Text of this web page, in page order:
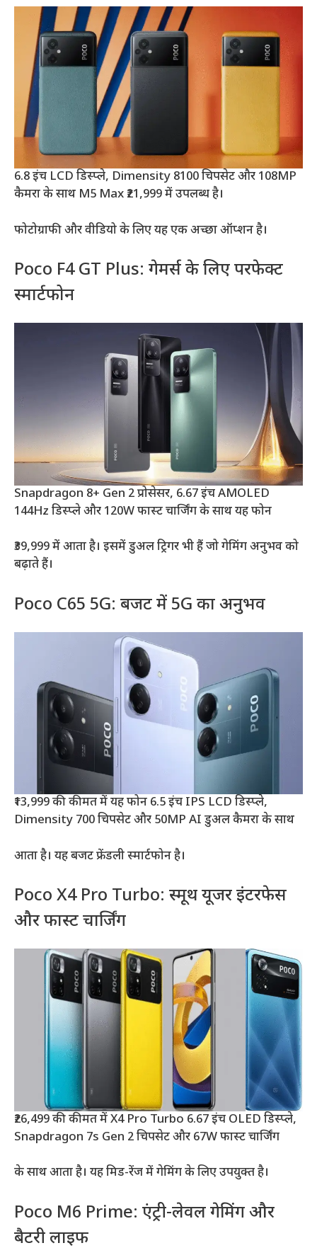
6.8 इंच LCD डिस्प्ले, Dimensity 8100 चिपसेट और 108MP
कैमरा के साथ M5 Max ₹21,999 में उपलब्ध है।
फोटोग्राफी और वीडियो के लिए यह एक अच्छा ऑप्शन है।
Poco F4 GT Plus: गेमर्स के लिए परफेक्ट
स्मार्टफोन
Snapdragon 8+ Gen 2 प्रोसेसर, 6.67 इंच AMOLED
144Hz डिस्प्ले और 120W फास्ट चार्जिंग के साथ यह फोन
₹39,999 में आता है। इसमें डुअल ट्रिगर भी हैं जो गेमिंग अनुभव को
बढ़ाते हैं।
Poco C65 5G: बजट में 5G का अनुभव
₹13,999 की कीमत में यह फोन 6.5 इंच IPS LCD डिस्प्ले,
Dimensity 700 चिपसेट और 50MP AI डुअल कैमरा के साथ
आता है। यह बजट फ्रेंडली स्मार्टफोन है।
Poco X4 Pro Turbo: स्मूथ यूजर इंटरफेस
और फास्ट चार्जिंग
₹26,499 की कीमत में X4 Pro Turbo 6.67 इंच OLED डिस्प्ले,
Snapdragon 7s Gen 2 चिपसेट और 67W फास्ट चार्जिंग
के साथ आता है। यह मिड-रेंज में गेमिंग के लिए उपयुक्त है।
Poco M6 Prime: एंट्री-लेवल गेमिंग और
बैटरी लाइफ